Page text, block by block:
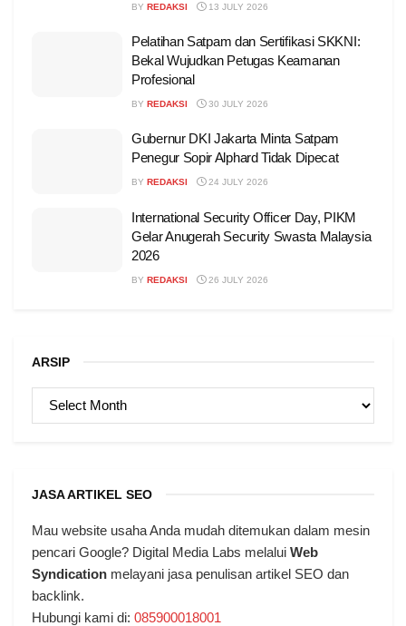
BY REDAKSI 13 JULY 2026
Pelatihan Satpam dan Sertifikasi SKKNI:
Bekal Wujudkan Petugas Keamanan
Profesional
BY REDAKSI 30 JULY 2026
Gubernur DKI Jakarta Minta Satpam
Penegur Sopir Alphard Tidak Dipecat
BY REDAKSI 24 JULY 2026
International Security Officer Day, PIKM
Gelar Anugerah Security Swasta Malaysia
2026
BY REDAKSI 26 JULY 2026
ARSIP
ARSIP
JASA ARTIKEL SEO
Mau website usaha Anda mudah ditemukan dalam mesin
pencari Google? Digital Media Labs melalui Web
Syndication melayani jasa penulisan artikel SEO dan
backlink.
Hubungi kami di: 085900018001